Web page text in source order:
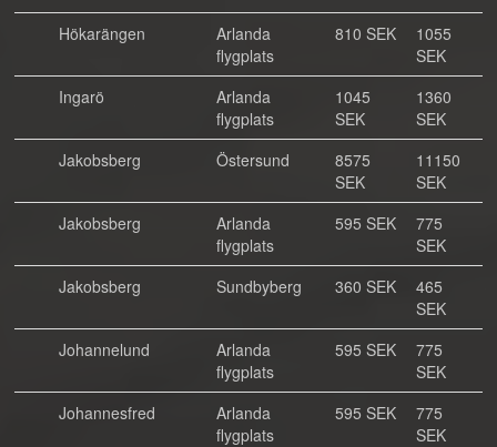
Hökarängen
Arlanda
flygplats
810 SEK
1055
SEK
Ingarö
Arlanda
flygplats
1045
SEK
1360
SEK
Jakobsberg
Östersund
8575
SEK
11150
SEK
Jakobsberg
Arlanda
flygplats
595 SEK
775
SEK
Jakobsberg
Sundbyberg 360 SEK
465
SEK
Johannelund
Arlanda
flygplats
595 SEK
775
SEK
Johannesfred
Arlanda
flygplats
595 SEK
775
SEK